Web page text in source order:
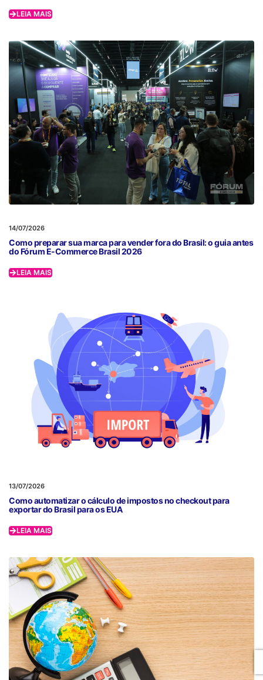
LEIA MAIS
14/07/2026
Como preparar sua marca para vender fora do Brasil: o guia antes
do Fórum E-Commerce Brasil 2026
LEIA MAIS
13/07/2026
Como automatizar o cálculo de impostos no checkout para
exportar do Brasil para os EUA
LEIA MAIS